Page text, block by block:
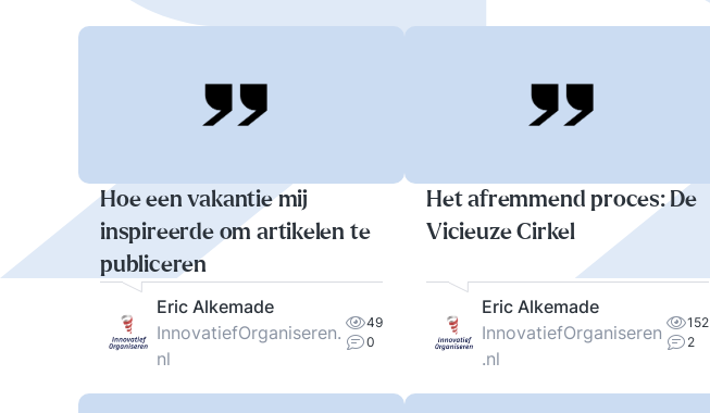
Hoe een vakantie mij
inspireerde om artikelen te
publiceren
Eric Alkemade
InnovatiefOrganiseren.
nl
49
0
Het afremmend proces: De
Vicieuze Cirkel
Eric Alkemade
InnovatiefOrganiseren
.nl
152
2